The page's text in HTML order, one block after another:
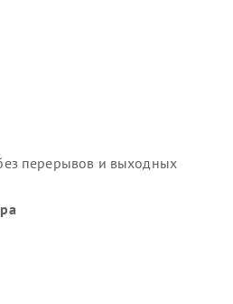
перерывов и выходных